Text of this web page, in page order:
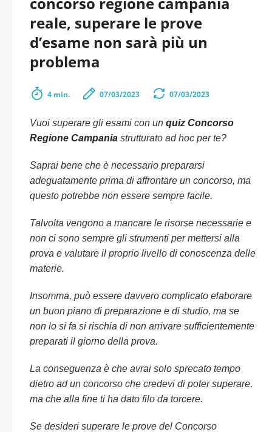
reale, superare le prove
d’esame non sarà più un
problema
4 min. 07/03/2023 07/03/2023
Vuoi superare gli esami con un quiz Concorso
Regione Campania strutturato ad hoc per te?
Saprai bene che è necessario prepararsi
adeguatamente prima di affrontare un concorso, ma
questo potrebbe non essere sempre facile.
Talvolta vengono a mancare le risorse necessarie e
non ci sono sempre gli strumenti per mettersi alla
prova e valutare il proprio livello di conoscenza delle
materie.
Insomma, può essere davvero complicato elaborare
un buon piano di preparazione e di studio, ma se
non lo si fa si rischia di non arrivare sufficientemente
preparati il giorno della prova.
La conseguenza è che avrai solo sprecato tempo
dietro ad un concorso che credevi di poter superare,
ma che alla fine ti ha dato filo da torcere.
Se desideri superare le prove del Concorso